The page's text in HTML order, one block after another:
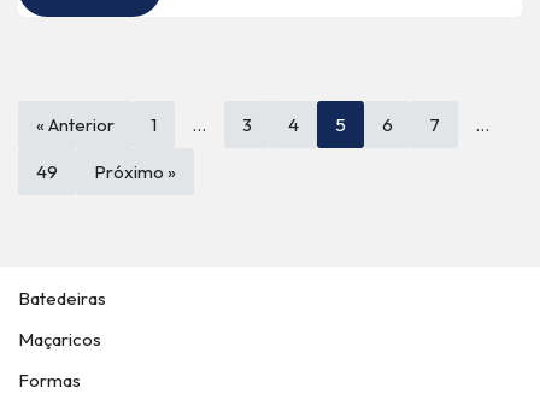
« Anterior 1 … 3 4 5 6 7 …
49 Próximo »
Batedeiras
Maçaricos
Formas